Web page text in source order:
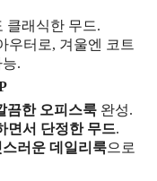
클래식한 무드.
우터로, 겨울엔 코트
.
끔한 오피스룩완성.
면서 단정한 무드.
러운 데일리룩으로